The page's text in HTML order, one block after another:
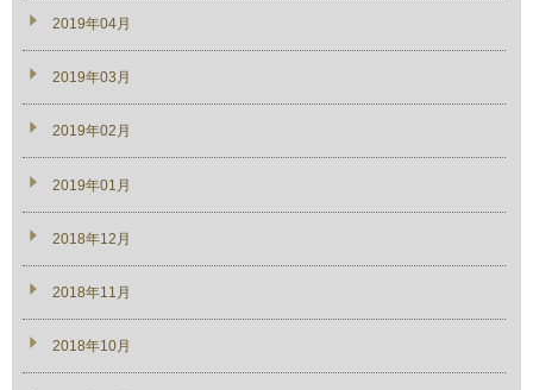
2019年04月
2019年03月
2019年02月
2019年01月
2018年12月
2018年11月
2018年10月